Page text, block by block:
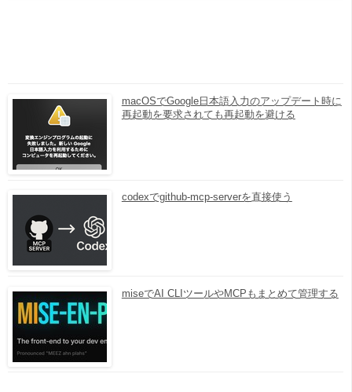
macOSでGoogle日本語入力のアップデート時に
再起動を要求されても再起動を避ける
codexでgithub-mcp-serverを直接使う
miseでAI CLIツールやMCPもまとめて管理する